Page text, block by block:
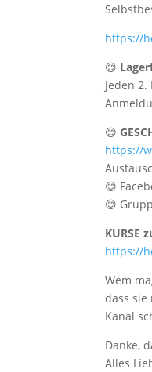
https://
😊
Jeden
😊
https://
😊
😊
KURSE
https://
Wem
dass
Kanal
Danke,
Alles